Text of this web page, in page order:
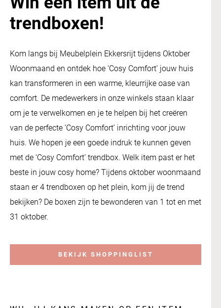
trendboxen!
Kom langs bij Meubelplein Ekkersrijt tijdens Oktober
Woonmaand en ontdek hoe ‘Cosy Comfort’ jouw huis
kan transformeren in een warme, kleurrijke oase van
comfort. De medewerkers in onze winkels staan klaar
om je te verwelkomen en je te helpen bij het creëren
van de perfecte ‘Cosy Comfort’ inrichting voor jouw
huis. We hopen je een goede indruk te kunnen geven
met de ‘Cosy Comfort’ trendbox. Welk item past er het
beste in jouw cosy home? Tijdens oktober woonmaand
staan er 4 trendboxen op het plein, kom jij de trend
bekijken? De boxen zijn te bewonderen van 1 tot en met
31 oktober.
BEKIJK SHOPPINGLIST